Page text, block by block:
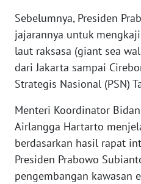
Sebelumnya, Presiden
jajarannya untuk
laut raksasa (giant sea
dari Jakarta sampai
Strategis Nasional (PSN)
Menteri Koordinator
Airlangga Hartarto
berdasarkan hasil rapat
Presiden Prabowo
pengembangan kawasan
WN
JAMBI
WN
SULTRA
WN
NTB
WN
SULTENG